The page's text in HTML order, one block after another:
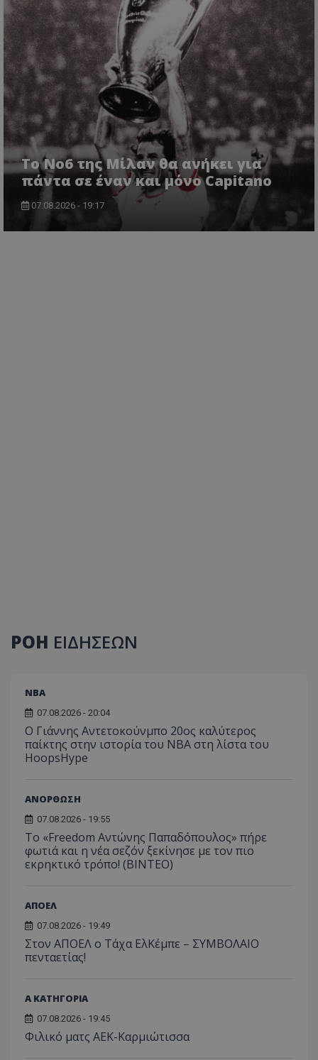
Το No6 της Μίλαν θα ανήκει για
πάντα σε έναν και μόνο Capitano
07.08.2026 - 19:17
ΡΟΗ ΕΙΔΗΣΕΩΝ
NBA
07.08.2026 - 20:04
Ο Γιάννης Αντετοκούνμπο 20ος καλύτερος
παίκτης στην ιστορία του NBA στη λίστα του
HoopsHype
ΑΝΟΡΘΩΣΗ
07.08.2026 - 19:55
Το «Freedom Αντώνης Παπαδόπουλος» πήρε
φωτιά και η νέα σεζόν ξεκίνησε με τον πιο
εκρηκτικό τρόπο! (ΒΙΝΤΕΟ)
ΑΠΟΕΛ
07.08.2026 - 19:49
Στον ΑΠΟΕΛ ο Τάχα ΕλΚέμπε – ΣΥΜΒΟΛΑΙΟ
πενταετίας!
Α ΚΑΤΗΓΟΡΙΑ
07.08.2026 - 19:45
Φιλικό ματς ΑΕΚ-Καρμιώτισσα